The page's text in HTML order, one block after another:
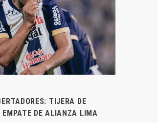
TIJERA DE
EMPATE DE ALIANZA LIMA